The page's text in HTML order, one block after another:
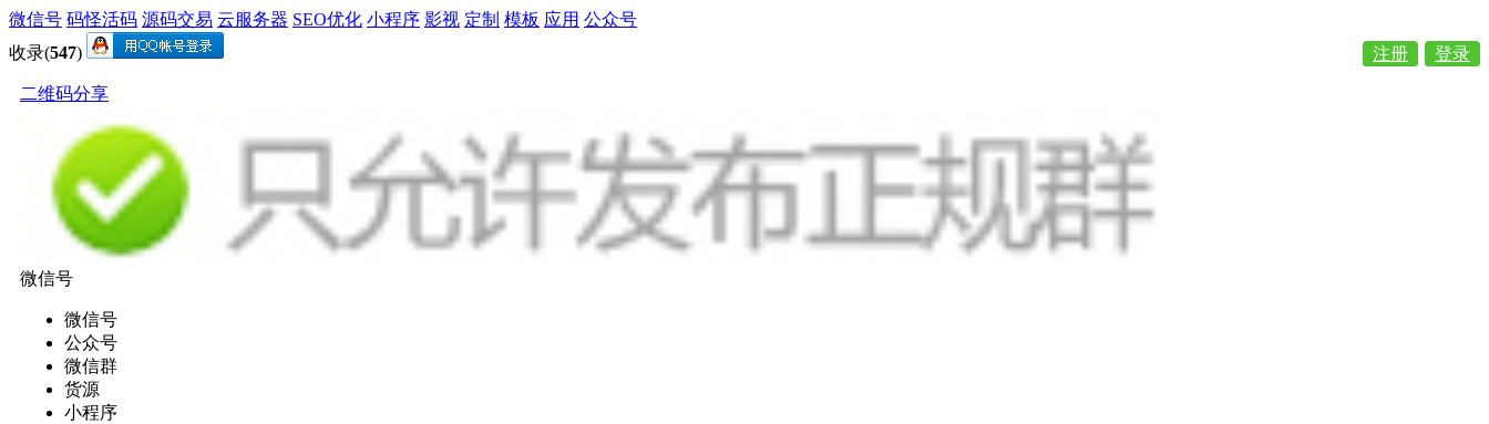
微信号 码怪活码 源码交易 云服务器 SEO优化 小程序 影视 定制 模板 应用 公众号
收录(547) 登录
注册
二维码分享
微信号
微信号
公众号
微信群
货源
小程序